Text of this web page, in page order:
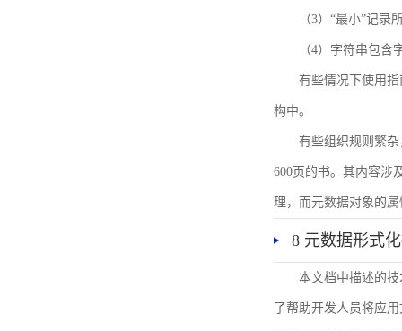
（3）“最小”记录
（4）字符串包含
有些情况下使用
构中。
有些组织规则繁
600页的书。其内容涉
理，而元数据对象的
8 元数据形式
本文档中描述的
了帮助开发人员将应